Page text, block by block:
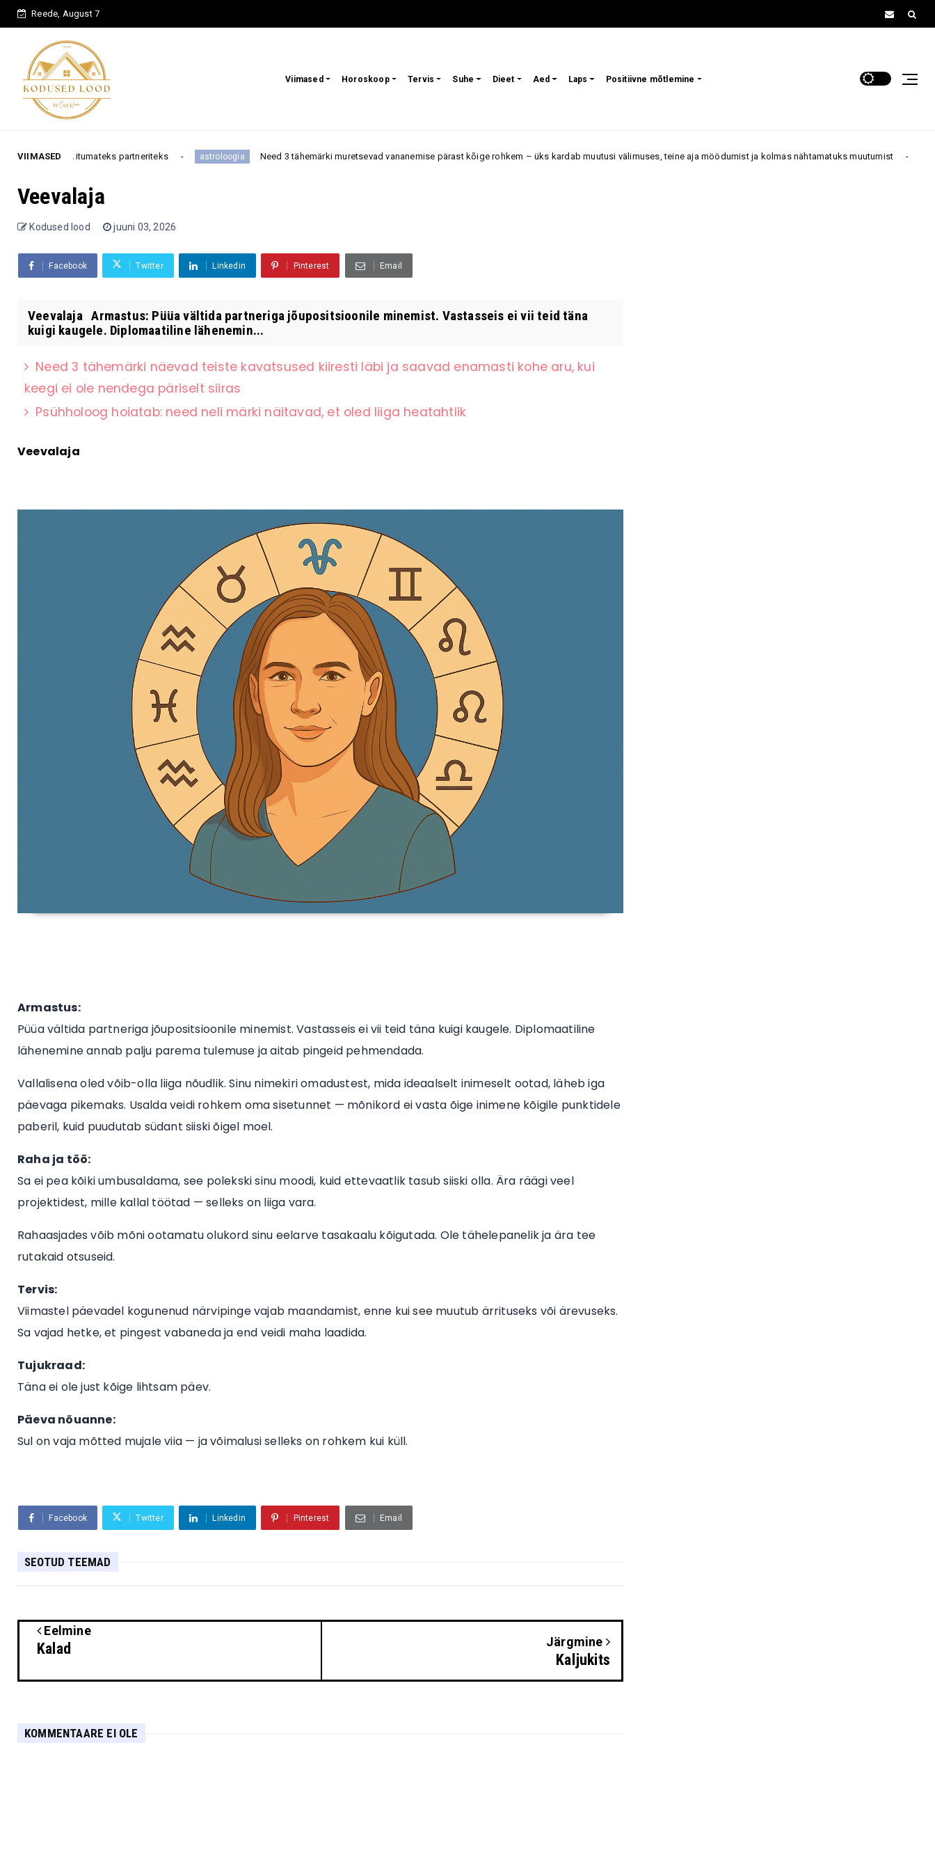
Reede, August 7
Viimased Horoskoop Tervis Suhe Dieet Aed Laps Positiivne mõtlemine
VIIMASEDpartneriteks astroloogia Need 3 tähemärki muretsevad vananemise pärast kõige rohkem – üks kardab muutusi välimuses, teine aja möödumist ja kolmas nähtamatuks muutumist 70+ „Ma olen 50
Veevalaja
Kodused lood juuni 03, 2026
Facebook Twitter Linkedin Pinterest Email
Veevalaja Armastus: Püüa vältida partneriga jõupositsioonile minemist. Vastasseis ei vii teid täna
kuigi kaugele. Diplomaatiline lähenemin...
Need 3 tähemärki näevad teiste kavatsused kiiresti läbi ja saavad enamasti kohe aru, kui
keegi ei ole nendega päriselt siiras
Psühholoog hoiatab: need neli märki näitavad, et oled liiga heatahtlik
Veevalaja
Armastus:
Püüa vältida partneriga jõupositsioonile minemist. Vastasseis ei vii teid täna kuigi kaugele. Diplomaatiline
lähenemine annab palju parema tulemuse ja aitab pingeid pehmendada.
Vallalisena oled võib-olla liiga nõudlik. Sinu nimekiri omadustest, mida ideaalselt inimeselt ootad, läheb iga
päevaga pikemaks. Usalda veidi rohkem oma sisetunnet — mõnikord ei vasta õige inimene kõigile punktidele
paberil, kuid puudutab südant siiski õigel moel.
Raha ja töö:
Sa ei pea kõiki umbusaldama, see polekski sinu moodi, kuid ettevaatlik tasub siiski olla. Ära räägi veel
projektidest, mille kallal töötad — selleks on liiga vara.
Rahaasjades võib mõni ootamatu olukord sinu eelarve tasakaalu kõigutada. Ole tähelepanelik ja ära tee
rutakaid otsuseid.
Tervis:
Viimastel päevadel kogunenud närvipinge vajab maandamist, enne kui see muutub ärrituseks või ärevuseks.
Sa vajad hetke, et pingest vabaneda ja end veidi maha laadida.
Tujukraad:
Täna ei ole just kõige lihtsam päev.
Päeva nõuanne:
Sul on vaja mõtted mujale viia — ja võimalusi selleks on rohkem kui küll.
Facebook Twitter Linkedin Pinterest Email
SEOTUD TEEMAD
Eelmine
Kalad Järgmine
Kaljukits
KOMMENTAARE EI OLE